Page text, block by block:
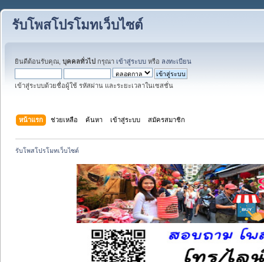
รับโพสโปรโมทเว็บไซต์
ยินดีต้อนรับคุณ, บุคคลทั่วไป กรุณา เข้าสู่ระบบ หรือ ลงทะเบียน
เข้าสู่ระบบด้วยชื่อผู้ใช้ รหัสผ่าน และระยะเวลาในเซสชั่น
หน้าแรก ช่วยเหลือ ค้นหา เข้าสู่ระบบ สมัครสมาชิก
รับโพสโปรโมทเว็บไซต์